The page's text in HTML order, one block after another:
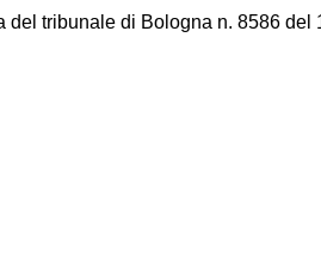
del tribunale di Bologna n. 8586